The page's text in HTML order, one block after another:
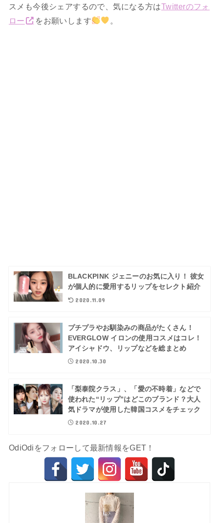
スメも今後シェアするので、気になる方はTwitterのフォ
ロー
をお願いします 。
BLACKPINK ジェニーのお気に入り！ 彼女
が個人的に愛用するリップをセレクト紹介
2020.11.09
プチプラやお馴染みの商品がたくさん！
EVERGLOW イロンの使用コスメはコレ！
アイシャドウ、リップなどを総まとめ
2020.10.30
「梨泰院クラス」、「愛の不時着」などで
使われた“リップ”はどこのブランド？大人
気ドラマが使用した韓国コスメをチェック
2020.10.27
OdiOdiをフォローして最新情報をGET！